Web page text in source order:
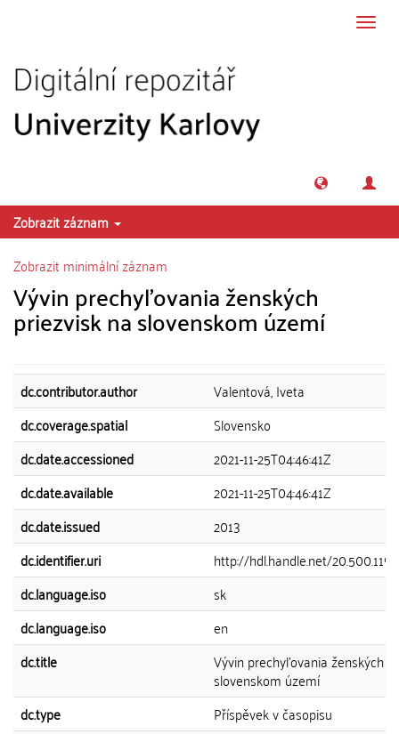
Zobrazit záznam
Zobrazit minimální záznam
Vývin prechyľovania ženských
priezvisk na slovenskom území
dc.contributor.author
Valentová, Iveta
dc.coverage.spatial
Slovensko
dc.date.accessioned
2021-11-25T04:46:41Z
dc.date.available
2021-11-25T04:46:41Z
dc.date.issued
2013
dc.identifier.uri
http://hdl.handle.net/
dc.language.iso
sk
dc.language.iso
en
dc.title
Vývin prechyľovania ženských
slovenskom území
dc.type
Příspěvek v časopisu